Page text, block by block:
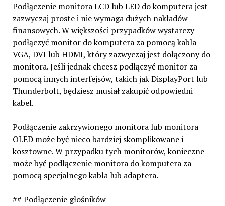
Podłączenie monitora LCD lub LED do komputera jest
zazwyczaj proste i nie wymaga dużych nakładów
finansowych. W większości przypadków wystarczy
podłączyć monitor do komputera za pomocą kabla
VGA, DVI lub HDMI, który zazwyczaj jest dołączony do
monitora. Jeśli jednak chcesz podłączyć monitor za
pomocą innych interfejsów, takich jak DisplayPort lub
Thunderbolt, będziesz musiał zakupić odpowiedni
kabel.
Podłączenie zakrzywionego monitora lub monitora
OLED może być nieco bardziej skomplikowane i
kosztowne. W przypadku tych monitorów, konieczne
może być podłączenie monitora do komputera za
pomocą specjalnego kabla lub adaptera.
## Podłączenie głośników